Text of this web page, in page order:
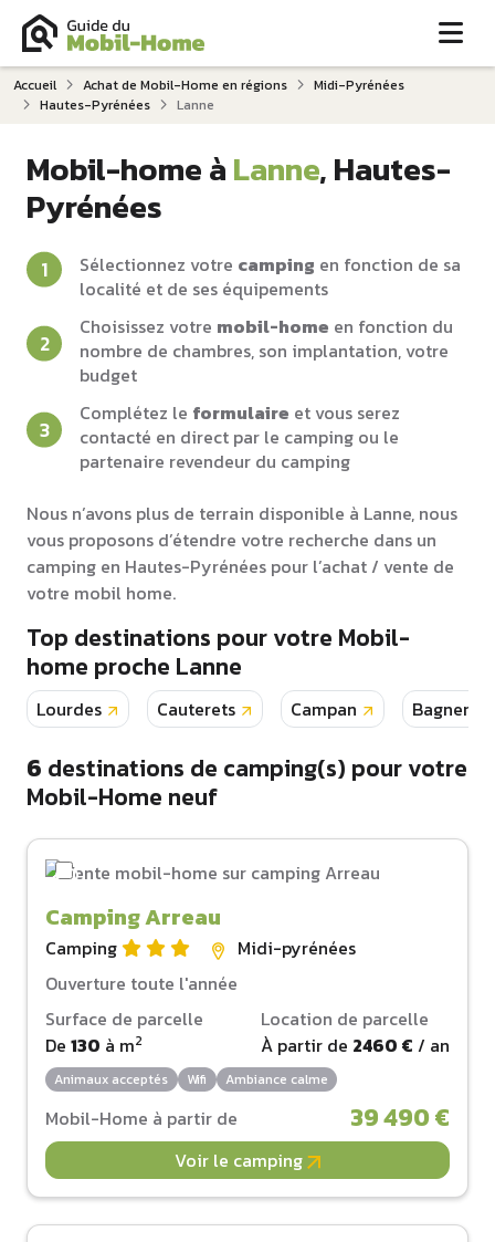
Accueil Achat de Mobil-Home en régions
Midi-Pyrénées
Hautes-Pyrénées
Lanne
Mobil-home àLanne, Hautes-
Pyrénées
Sélectionnez votre camping en fonction de sa
localité et de ses équipements
Choisissez votre mobil-home en fonction du
nombre de chambres, son implantation, votre
budget
Complétez le formulaire et vous serez
contacté en direct par le camping ou le
partenaire revendeur du camping
Nous n’avons plus de terrain disponible à Lanne, nous
vous proposons d’étendre votre recherche dans un
camping en Hautes-Pyrénées pour l’achat / vente de
votre mobil home.
Top destinations pour votre Mobil-
home proche Lanne
Lourdes Cauterets Campan
6 destinations de camping(s) pour votre
Mobil-Home neuf
Camping Arreau
Camping
Midi-pyrénées
Ouverture toute l'année
Surface de parcelle
De 130 à m2
Location de parcelle
À partir de 2460 € / an
Animaux acceptés Wifi Ambiance calme
Mobil-Home à partir de 39 490 €
Voir le camping